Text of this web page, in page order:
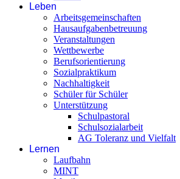
Leben
Arbeitsgemeinschaften
Hausaufgabenbetreuung
Veranstaltungen
Wettbewerbe
Berufsorientierung
Sozialpraktikum
Nachhaltigkeit
Schüler für Schüler
Unterstützung
Schulpastoral
Schulsozialarbeit
AG Toleranz und Vielfalt
Lernen
Laufbahn
MINT